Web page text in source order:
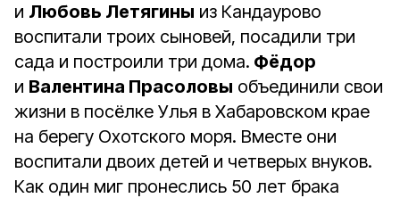
и Любовь Летягины из Кандаурово
воспитали троих сыновей, посадили три
сада и построили три дома. Фёдор
и Валентина Прасоловы объединили свои
жизни в посёлке Улья в Хабаровском крае
на берегу Охотского моря. Вместе они
воспитали двоих детей и четверых внуков.
Как один миг пронеслись 50 лет брака